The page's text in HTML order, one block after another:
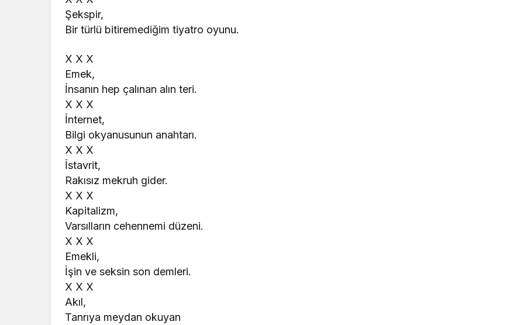
Şekspir,
Bir türlü bitiremediğim tiyatro oyunu.
X X X
Emek,
İnsanın hep çalınan alın teri.
X X X
İnternet,
Bilgi okyanusunun anahtarı.
X X X
İstavrit,
Rakısız mekruh gider.
X X X
Kapitalizm,
Varsılların cehennemi düzeni.
X X X
Emekli,
İşin ve seksin son demleri.
X X X
Akıl,
Tanrıya meydan okuyan